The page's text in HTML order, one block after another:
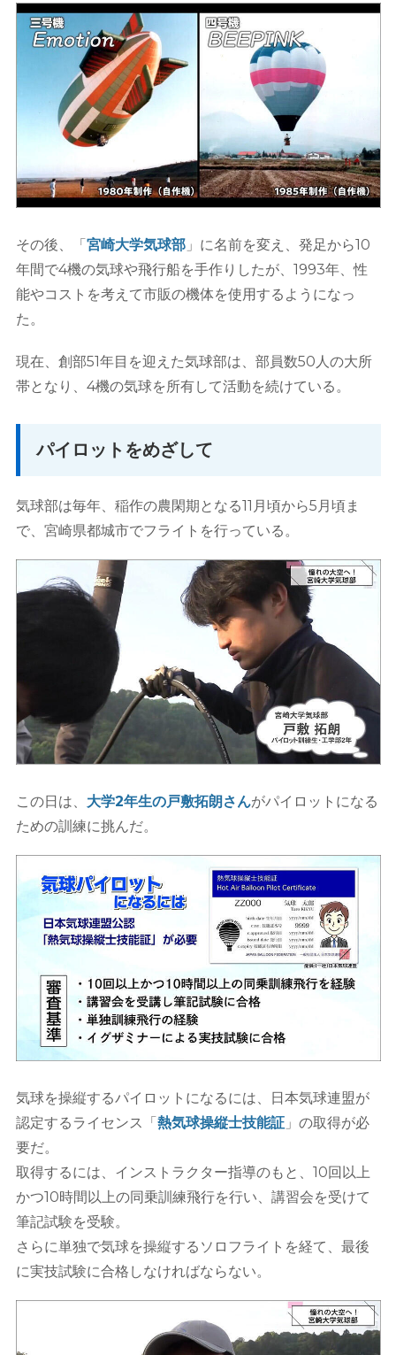
その後、「 宮崎大学気球部」に名前を変え、発足から10
年間で4機の気球や飛行船を手作りしたが、1993年、性
能やコストを考えて市販の機体を使用するようになっ
た。
現在、創部51年目を迎えた気球部は、部員数50人の大所
帯となり、4機の気球を所有して活動を続けている。
パイロットをめざして
気球部は毎年、稲作の農閑期となる11月頃から5月頃ま
で、宮崎県都城市でフライトを行っている。
この日は、 大学2年生の戸敷拓朗さんがパイロットになる
ための訓練に挑んだ。
気球を操縦するパイロットになるには、日本気球連盟が
認定するライセンス「熱気球操縦士技能証」の取得が必
要だ。
取得するには、インストラクター指導のもと、10回以上
かつ10時間以上の同乗訓練飛行を行い、講習会を受けて
筆記試験を受験。
さらに単独で気球を操縦するソロフライトを経て、最後
に実技試験に合格しなければならない。